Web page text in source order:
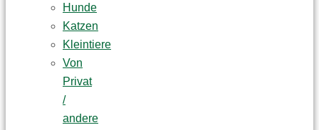
Hunde
Katzen
Kleintiere
Von
Privat
/
andere